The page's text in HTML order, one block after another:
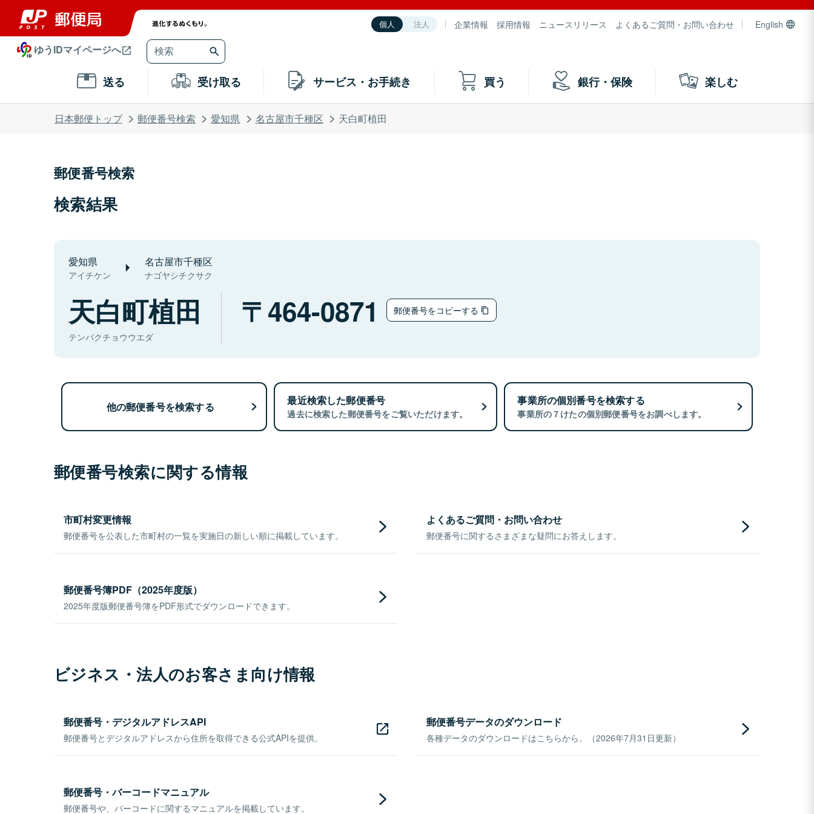
個人 法人 企業情報 採用情報 ニュースリリース よくあるご質問・お問い合わせ English
ゆうIDマイページへ
送る 受け取る サービス・お手続き 買う 銀行・保険 楽しむ
日本郵便トップ 郵便番号検索 愛知県 名古屋市千種区 天白町植田
郵便番号検索
検索結果
愛知県
アイチケン
名古屋市千種区
ナゴヤシチクサク
天白町植田
テンパクチョウウエダ
464-0871 郵便番号をコピーする
他の郵便番号を検索する 最近検索した郵便番号
過去に検索した郵便番号をご覧いただけます。
事業所の個別番号を検索する
事業所の７けたの個別郵便番号をお調べします。
郵便番号検索に関する情報
市町村変更情報
郵便番号を公表した市町村の一覧を実施日の新しい順に掲載しています。
よくあるご質問・お問い合わせ
郵便番号に関するさまざまな疑問にお答えします。
郵便番号簿PDF（2025年度版）
2025年度版郵便番号簿をPDF形式でダウンロードできます。
ビジネス・法人のお客さま向け情報
郵便番号・デジタルアドレスAPI
郵便番号とデジタルアドレスから住所を取得できる公式APIを提供。
郵便番号データのダウンロード
各種データのダウンロードはこちらから。（2026年7月31日更新）
郵便番号・バーコードマニュアル
郵便番号や、バーコードに関するマニュアルを掲載しています。